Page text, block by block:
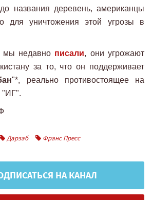
названия деревень, американцы
для уничтожения этой угрозы в
мы недавно писали, они угрожают
за то, что он поддерживает
"*, реально противостоящее на
"ИГ".
Дарзаб Франс Пресс
НА КАНАЛ